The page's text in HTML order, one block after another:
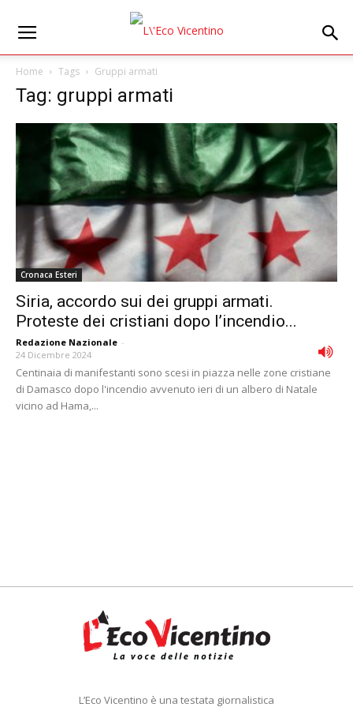
Home Tags Gruppi armati
Tag: gruppi armati
Cronaca Esteri
Siria, accordo sui dei gruppi armati.
Proteste dei cristiani dopo l’incendio...
Redazione Nazionale -
24 Dicembre 2024
Centinaia di manifestanti sono scesi in piazza nelle zone cristiane
di Damasco dopo l'incendio avvenuto ieri di un albero di Natale
vicino ad Hama,...
L’Eco Vicentino è una testata giornalistica